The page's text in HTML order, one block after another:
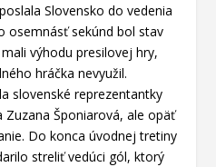
Slovensko do vedenia
osemnásť sekúnd bol stav
výhodu presilovej hry,
hráčka nevyužil.
slovenské reprezentantky
Šponiarová, ale opäť
Do konca úvodnej tretiny
streliť vedúci gól, ktorý